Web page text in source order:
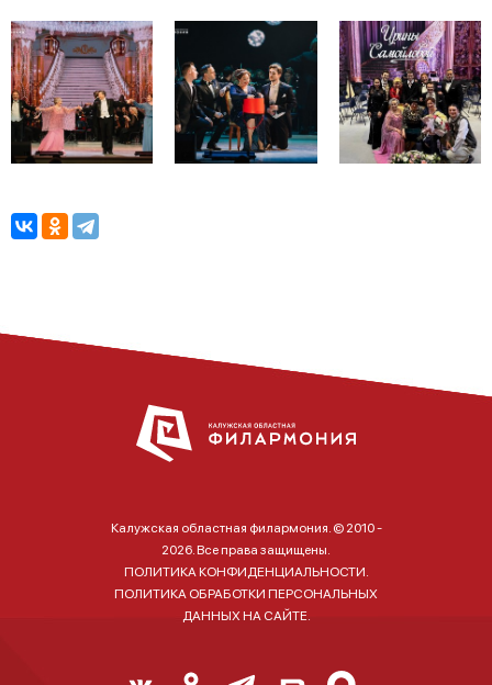
Калужская областная филармония. © 2010 -
2026. Все права защищены.
ПОЛИТИКА КОНФИДЕНЦИАЛЬНОСТИ.
ПОЛИТИКА ОБРАБОТКИ ПЕРСОНАЛЬНЫХ
ДАННЫХ НА САЙТЕ.